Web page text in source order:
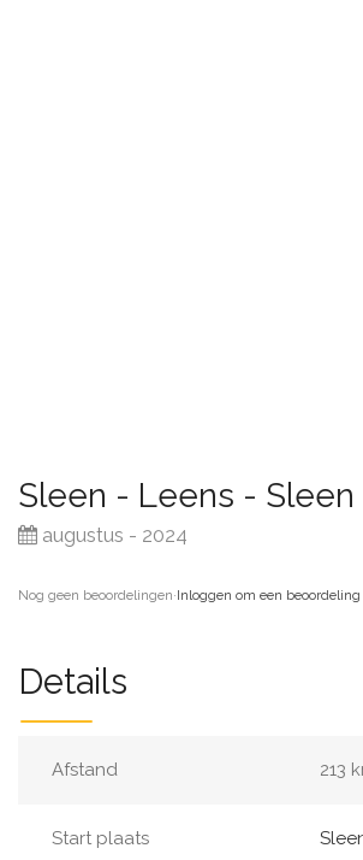
Sleen - Leens - Sleen
augustus - 2024
Nog geen beoordelingen·Inloggen om een
Details
Afstand 213
Start plaats